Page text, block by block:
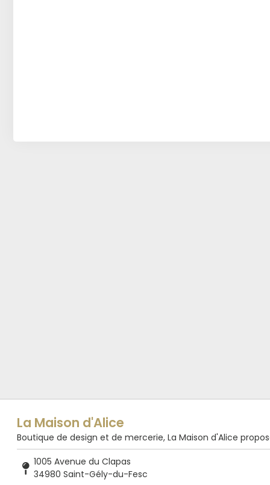
La Maison d'Alice
Boutique de design et de mercerie, La Maison d'Alice
1005 Avenue du Clapas
34980 Saint-Gély-du-Fesc